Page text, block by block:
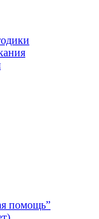
помощь”